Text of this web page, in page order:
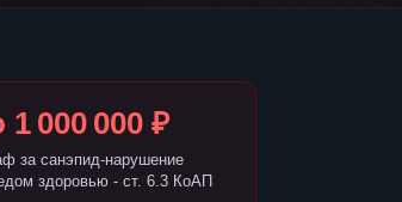
1 000 000 ₽
за санэпид-нарушение
здоровью - ст. 6.3 КоАП